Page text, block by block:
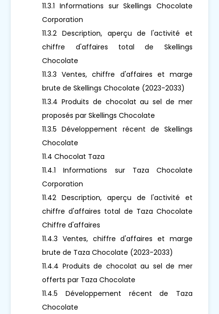
11.3.1 Informations sur Skellings Chocolate
Corporation
11.3.2 Description, aperçu de l'activité et
chiffre d'affaires total de Skellings
Chocolate
11.3.3 Ventes, chiffre d'affaires et marge
brute de Skellings Chocolate (2023-2033)
11.3.4 Produits de chocolat au sel de mer
proposés par Skellings Chocolate
11.3.5 Développement récent de Skellings
Chocolate
11.4 Chocolat Taza
11.4.1 Informations sur Taza Chocolate
Corporation
11.42 Description, aperçu de l'activité et
chiffre d'affaires total de Taza Chocolate
Chiffre d'affaires
11.4.3 Ventes, chiffre d'affaires et marge
brute de Taza Chocolate (2023-2033)
11.4.4 Produits de chocolat au sel de mer
offerts par Taza Chocolate
11.4.5 Développement récent de Taza
Chocolate